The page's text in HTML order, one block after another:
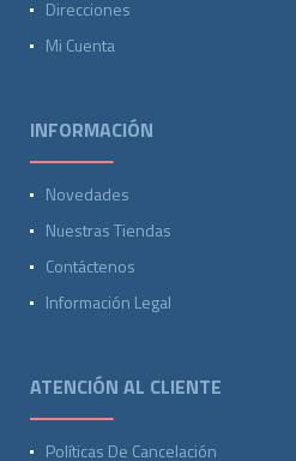
Direcciones
Mi Cuenta
INFORMACIÓN
Novedades
Nuestras Tiendas
Contáctenos
Información Legal
ATENCIÓN AL CLIENTE
Políticas De Cancelación